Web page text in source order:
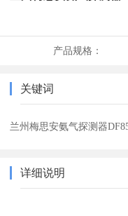
产品规格：
关键词
兰州梅思安氨气探测器
详细说明